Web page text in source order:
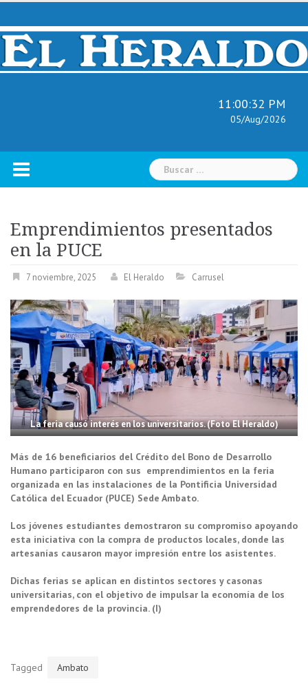
Skip
content
11:00:33 PM
05/Aug/2026
Buscar:
Emprendimientos presentados
en la PUCE
7 noviembre, 2025 El Heraldo Carrusel
La feria causó interés en los universitarios. (Foto El Heraldo)
Más de 16 beneficiarios del Crédito del Bono de Desarrollo
Humano participaron con sus emprendimientos en la feria
organizada en las instalaciones de la Pontificia Universidad
Católica del Ecuador (PUCE) Sede Ambato.
Los jóvenes estudiantes demostraron su compromiso apoyando
esta iniciativa con la compra de productos locales, donde las
artesanías causaron mayor impresión entre los asistentes.
Dichas ferias se aplican en distintos sectores y casonas
universitarias, con el objetivo de impulsar la economía de los
emprendedores de la provincia. (I)
Tagged Ambato